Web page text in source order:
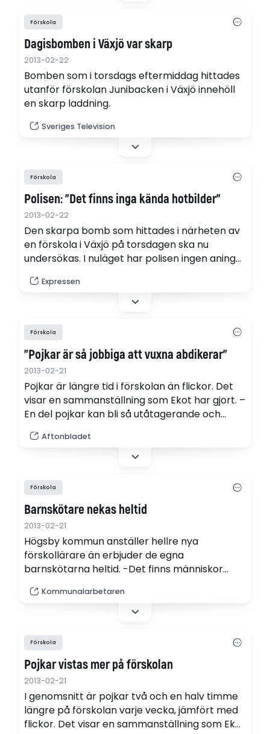
Förskola
Dagisbomben i Växjö var skarp
2013-02-22
Bomben som i torsdags eftermiddag hittades
utanför förskolan Junibacken i Växjö innehöll
en skarp laddning.
Sveriges Television
Förskola
Polisen: "Det finns inga kända hotbilder"
2013-02-22
Den skarpa bomb som hittades i närheten av
en förskola i Växjö på torsdagen ska nu
undersökas. I nuläget har polisen ingen aning
finns inga kända hotbilder mot personer,
organisationer eller lokaler i området, säger
Kronobergspolisen.
Expressen
Förskola
”Pojkar är så jobbiga att vuxna abdikerar”
2013-02-21
Pojkar är längre tid i förskolan än flickor. Det
visar en sammanställning som Ekot har gjort. –
En del pojkar kan bli så utåtagerande och
jämställdhetsdebattören Ingemar Gens.
Aftonbladet
Förskola
Barnskötare nekas heltid
2013-02-21
Högsby kommun anställer hellre nya
förskollärare än erbjuder de egna
barnskötarna heltid. -Det finns människor
till heltidsanställning", säger Kommunals
Kommunalarbetaren
Förskola
Pojkar vistas mer på förskolan
2013-02-21
I genomsnitt är pojkar två och en halv timme
längre på förskolan varje vecka, jämfört med
flickor. Det visar en sammanställning som Ekot